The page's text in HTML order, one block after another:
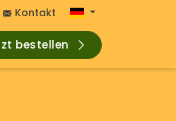
Kontakt
bestellen